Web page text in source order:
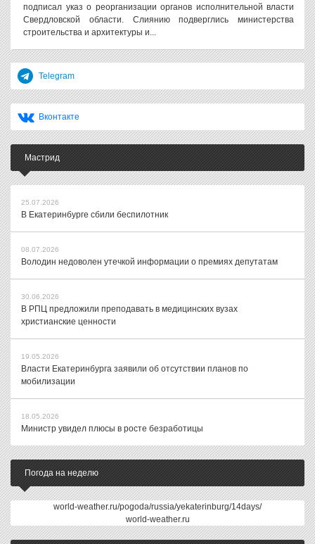
подписал указ о реорганизации органов исполнительной власти
Свердловской области. Слиянию подверглись министерства
строительства и архитектуры и...
Telegram
Вконтакте
Мастрид
25.07.2026
В Екатеринбурге сбили беспилотник
08.07.2026
Володин недоволен утечкой информации о премиях депутатам
30.06.2026
В РПЦ предложили преподавать в медицинских вузах
христианские ценности
19.05.2026
Власти Екатеринбурга заявили об отсутствии планов по
мобилизации
18.05.2026
Министр увидел плюсы в росте безработицы
Погода на неделю
world-weather.ru/pogoda/russia/yekaterinburg/14days/
world-weather.ru